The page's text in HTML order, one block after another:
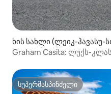
ხის სახლი (ლეიკ-ჰავასუ-
Graham Casita: ლუქს-
სუპერმასპინძელი
სუპერმასპინძელი